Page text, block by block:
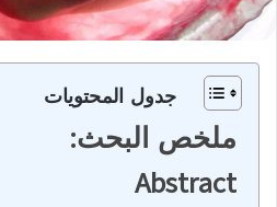
جدول المحتويات
ملخص البحث:
Abstract